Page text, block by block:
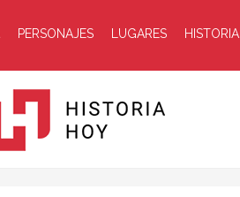
PERSONAJES LUGARES HISTORIA